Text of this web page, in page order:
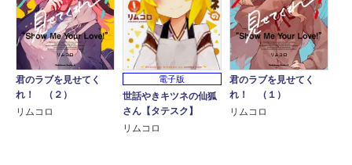
君のラブを見せてく
れ！ （２）
リムコロ
電子版
世話やきキツネの仙狐
さん【タテスク】
リムコロ
君のラブを見せてく
れ！ （１）
リムコロ